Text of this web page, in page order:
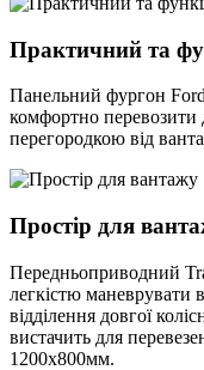
Практичний та
Панельний фургон
комфортно перевозити
перегородкою від
Простір для
Передньоприводний
легкістю маневрувати
відділення довгої
вистачить для
1200х800мм.